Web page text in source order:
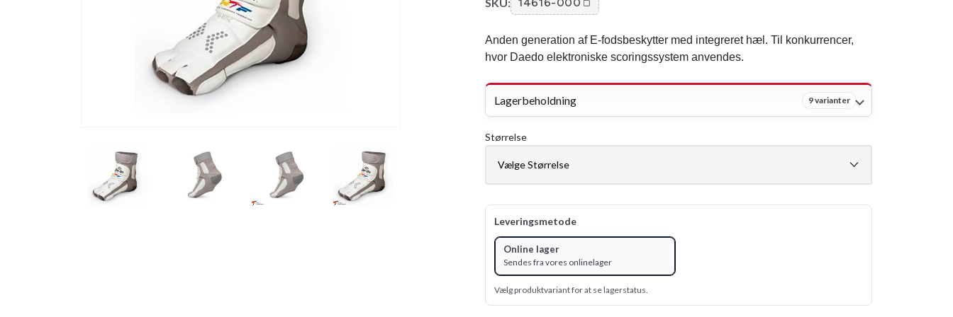
Anden generation af E-fodsbeskytter med integreret hæl. Til konkurrencer,
hvor Daedo elektroniske scoringssystem anvendes.
Lagerbeholdning 9 varianter
Størrelse
Leveringsmetode
Online lager
Sendes fra vores onlinelager
Vælg produktvariant for at se lagerstatus.